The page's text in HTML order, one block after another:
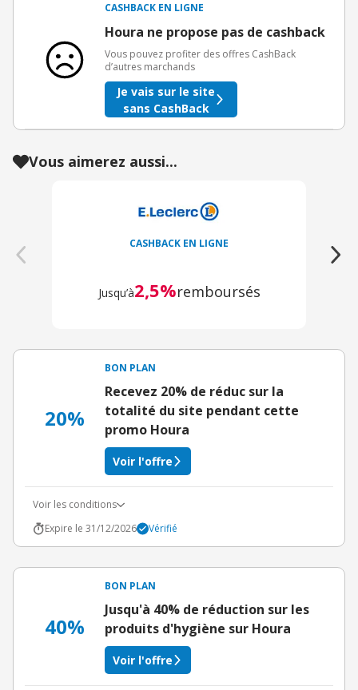
Offre réservée à une toute première inscription chez eBuyClub.
CASHBACK EN LIGNE
Houra ne propose pas de cashback
Vous pouvez profiter des offres CashBack
d’autres marchands
Je vais sur le site
sans CashBack
Vous aimerez aussi...
CASHBACK EN LIGNE
Jusqu’à2,5%remboursés
20%
BON PLAN
Recevez 20% de réduc sur la
totalité du site pendant cette
promo Houra
Voir l'offre
Voir les conditions
Expire le 31/12/2026
Vérifié
40%
BON PLAN
Jusqu'à 40% de réduction sur les
produits d'hygiène sur Houra
Voir l'offre